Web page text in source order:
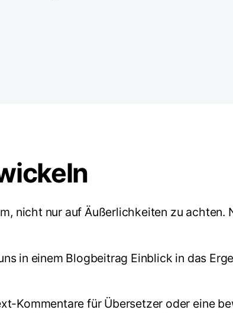
nicht nur auf Äußerlichkeiten zu
in einem Blogbeitrag Einblick in das
Kommentare für Übersetzer oder eine